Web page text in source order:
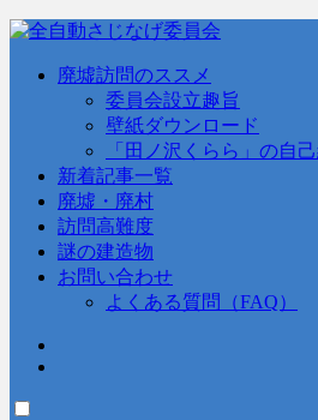
廃墟訪問のススメ
委員会設立趣旨
壁紙ダウンロード
「田ノ沢くらら」の自
新着記事一覧
廃墟・廃村
訪問高難度
謎の建造物
お問い合わせ
よくある質問（FAQ）